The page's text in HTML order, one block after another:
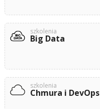
szkolenia
Big Data
szkolenia
Chmura i DevOps